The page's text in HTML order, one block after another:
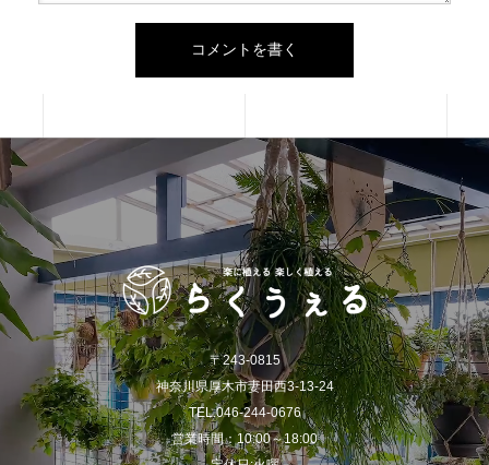
〒243-0815
神奈川県厚木市妻田西3-13-24
TEL.046-244-0676
営業時間：10:00～18:00